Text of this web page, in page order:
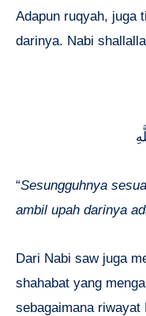
Adapun ruqyah, juga
darinya. Nabi
“Sesungguhnya
ambil upah darinya
Dari Nabi saw juga
shahabat yang
sebagaimana